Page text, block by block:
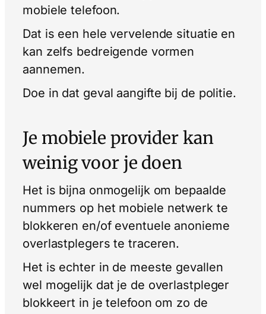
mobiele telefoon.
Dat is een hele vervelende situatie en
kan zelfs bedreigende vormen
aannemen.
Doe in dat geval aangifte bij de politie.
Je mobiele provider kan
weinig voor je doen
Het is bijna onmogelijk om bepaalde
nummers op het mobiele netwerk te
blokkeren en/of eventuele anonieme
overlastplegers te traceren.
Het is echter in de meeste gevallen
wel mogelijk dat je de overlastpleger
blokkeert in je telefoon om zo de